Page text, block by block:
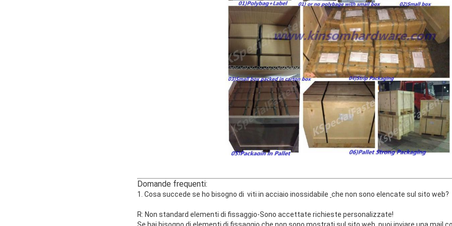
Domande frequenti:
1. Cosa succede se ho bisogno di viti in acciaio inossidabile che non sono
R: Non standard elementi di fissaggio-Sono accettate richieste personalizzate!
Se hai bisogno di elementi di fissaggio che non sono mostrati sul sito web, puoi inviare una mail